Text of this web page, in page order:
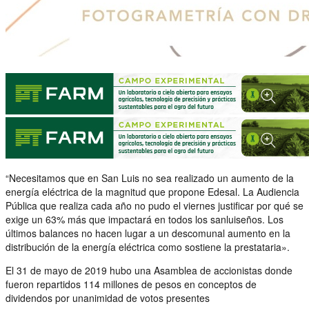
“Necesitamos que en San Luis no sea realizado un aumento de la
energía eléctrica de la magnitud que propone Edesal. La Audiencia
Pública que realiza cada año no pudo el viernes justificar por qué se
exige un 63% más que impactará en todos los sanluiseños. Los
últimos balances no hacen lugar a un descomunal aumento en la
distribución de la energía eléctrica como sostiene la prestataria».
El 31 de mayo de 2019 hubo una Asamblea de accionistas donde
fueron repartidos 114 millones de pesos en conceptos de
dividendos por unanimidad de votos presentes